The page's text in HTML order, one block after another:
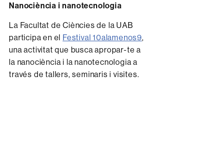
Nanociència i nanotecnologia
La Facultat de Ciències de la UAB
participa en el Festival 10alamenos9,
una activitat que busca apropar-te a
la nanociència i la nanotecnologia a
través de tallers, seminaris i visites.